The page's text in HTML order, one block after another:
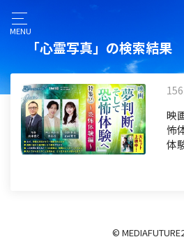
MENU
「心霊写真」の検索結果
映
怖
体
© MEDIAFUTURE